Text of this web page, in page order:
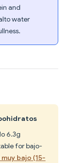
and
water
6.3g
for bajo-
bajo (15-